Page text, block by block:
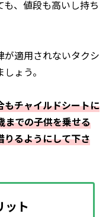
、値段も高いし持ち
適用されないタクシ
ょう。
もチャイルドシートに
までの子供を乗せる
りるようにして下さ
ト